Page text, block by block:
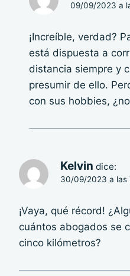
09/09/2023 a
¡Increíble, verdad?
está dispuesta a
distancia siempre y
presumir de ello.
con sus hobbies,
Kelvin dice:
30/09/2023 a las
¡Vaya, qué récord!
cuántos abogados se
cinco kilómetros?